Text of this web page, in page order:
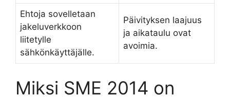
Ehtoja sovelletaan
jakeluverkkoon
liitetylle
sähkönkäyttäjälle.
Päivityksen laajuus
ja aikataulu ovat
avoimia.
Miksi SME 2014 on